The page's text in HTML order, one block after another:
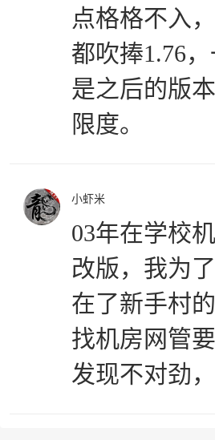
点格格不入
都吹捧1.76
是之后的版
限度。
小虾米
03年在学校
改版，我为
在了新手村
找机房网管
发现不对劲